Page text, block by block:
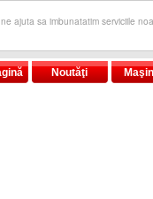
ajuta sa imbunatatim serviciile
Noutăţi